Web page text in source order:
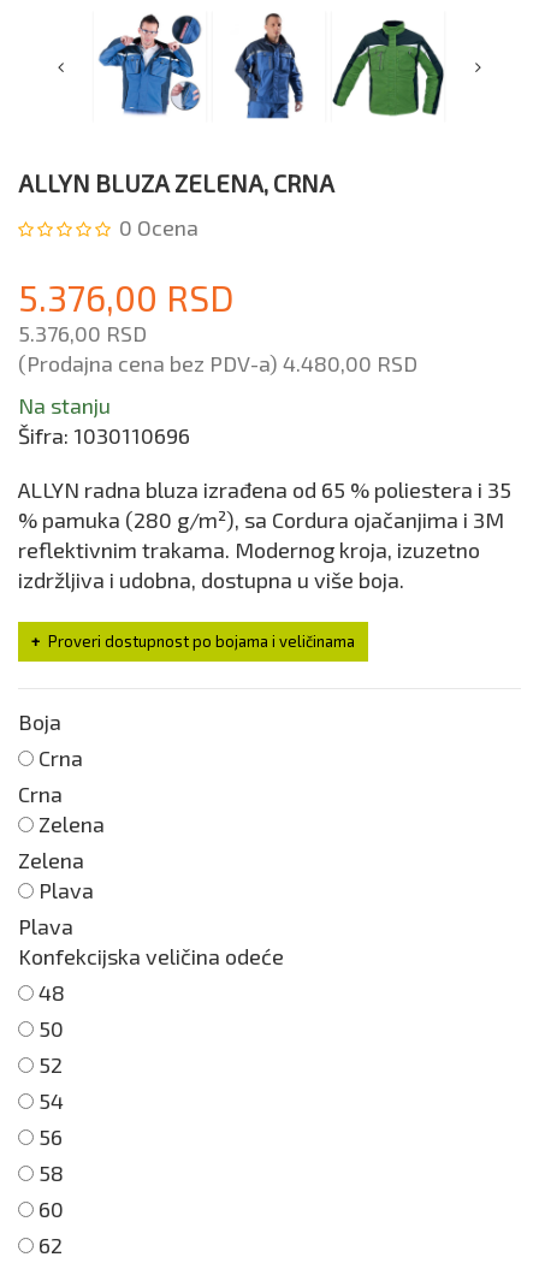
ALLYN BLUZA ZELENA, CRNA
0 Ocena
5.376,00 RSD
5.376,00 RSD
(Prodajna cena bez PDV-a) 4.480,00 RSD
Na stanju
Šifra: 1030110696
ALLYN radna bluza izrađena od 65 % poliestera i 35
% pamuka (280 g/m²), sa Cordura ojačanjima i 3M
reflektivnim trakama. Modernog kroja, izuzetno
izdržljiva i udobna, dostupna u više boja.
Proveri dostupnost po bojama i veličinama
Boja
Crna
Crna
Zelena
Zelena
Plava
Plava
Konfekcijska veličina odeće
48
50
52
54
56
58
60
62